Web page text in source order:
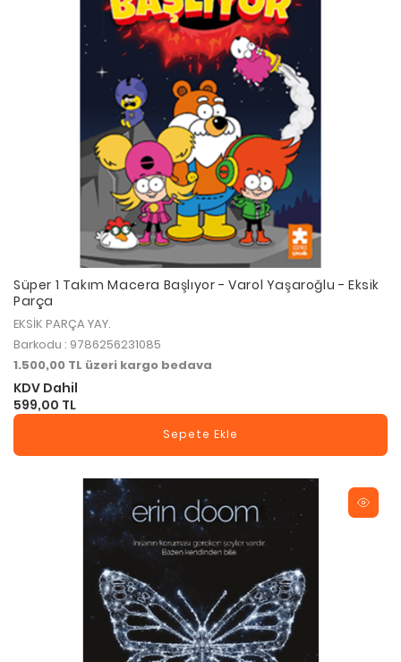
Süper 1 Takım Macera Başlıyor - Varol Yaşaroğlu - Eksik
Parça
EKSİK PARÇA YAY.
Barkodu : 9786256231085
1.500,00 TL üzeri kargo bedava
KDV Dahil
599,00 TL
Sepete Ekle